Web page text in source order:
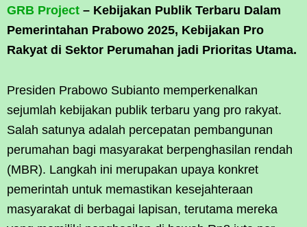
GRB Project – Kebijakan Publik Terbaru Dalam
Pemerintahan Prabowo 2025, Kebijakan Pro
Rakyat di Sektor Perumahan jadi Prioritas Utama.
Presiden Prabowo Subianto memperkenalkan
sejumlah kebijakan publik terbaru yang pro rakyat.
Salah satunya adalah percepatan pembangunan
perumahan bagi masyarakat berpenghasilan rendah
(MBR). Langkah ini merupakan upaya konkret
pemerintah untuk memastikan kesejahteraan
masyarakat di berbagai lapisan, terutama mereka